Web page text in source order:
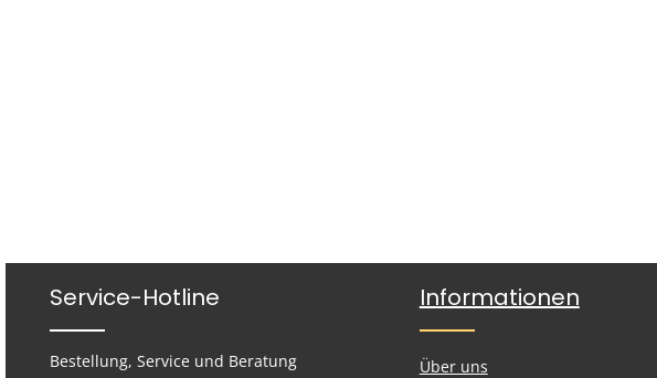
Service-Hotline
Bestellung, Service und Beratung
Informationen
Über uns